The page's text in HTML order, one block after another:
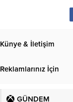
Künye & İletişim
Reklamlarınız İçin
GÜNDEM